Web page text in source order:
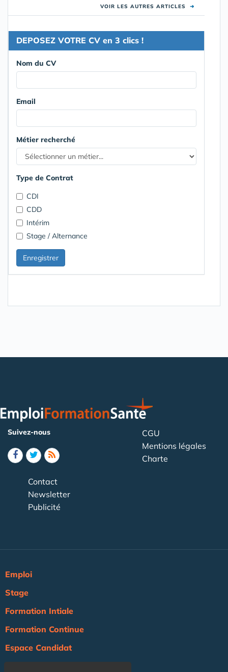
VOIR LES AUTRES ARTICLES ➜
DEPOSEZ VOTRE CV en 3 clics !
Nom du CV
Email
Métier recherché
Type de Contrat
CDI
CDD
Intérim
Stage / Alternance
Suivez-nous
CGU
Mentions légales
Charte
Contact
Newsletter
Publicité
Emploi
Stage
Formation Intiale
Formation Continue
Espace Candidat